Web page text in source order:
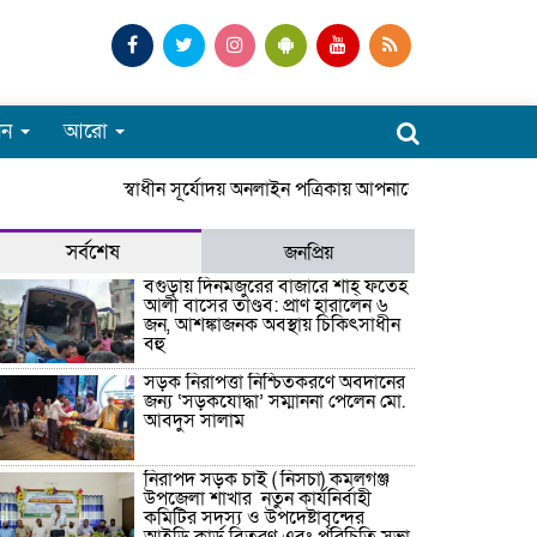
আরো
স্বাধীন সূর্যোদয় অনলাইন পত্রিকায় আপনাকে স্বাগতম।
সর্বশেষ
জনপ্রিয়
বগুড়ায় দিনমজুরের বাজারে শাহ্ ফতেহ
আলী বাসের তাণ্ডব: প্রাণ হারালেন ৬
জন, আশঙ্কাজনক অবস্থায় চিকিৎসাধীন
বহু
সড়ক নিরাপত্তা নিশ্চিতকরণে অবদানের
জন্য ‘সড়কযোদ্ধা’ সম্মাননা পেলেন মো.
আবদুস সালাম
নিরাপদ সড়ক চাই ( নিসচা) কমলগঞ্জ
উপজেলা শাখার নতুন কার্যনির্বাহী
কমিটির সদস্য ও উপদেষ্টাবৃন্দের